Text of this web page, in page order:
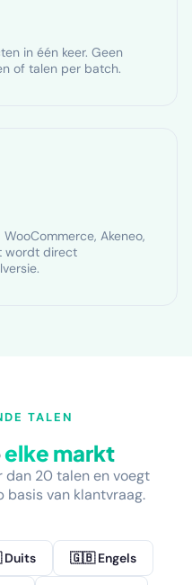
in één keer. Geen
of talen per batch.
Akeneo,
wordt direct
TALEN
elke markt
dan 20 talen en voegt
basis van klantvraag.
🇬🇧 Engels